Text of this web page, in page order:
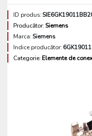
ID produs:
Producător:Siemens
Marca:Siemens
Indice producător:
Categorie:Elemente de